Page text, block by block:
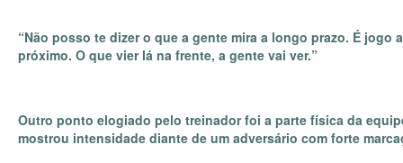
“Não posso te dizer o que a gente mira a longo prazo. É
próximo. O que vier lá na frente, a gente vai ver.”
Outro ponto elogiado pelo treinador foi a parte física da
mostrou intensidade diante de um adversário com forte